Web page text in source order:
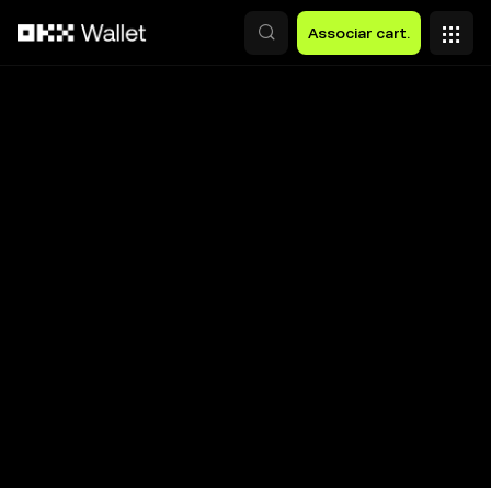
Associar cart.